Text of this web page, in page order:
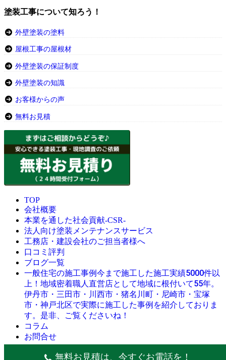
塗装工事について知ろう！
外壁塗装の塗料
屋根工事の屋根材
外壁塗装の保証制度
外壁塗装の知識
お客様からの声
無料お見積
TOP
会社概要
本業を通した社会貢献-CSR-
法人向け塗装メンテナンスサービス
工務店・建設会社のご担当者様へ
口コミ評判
ブログ一覧
一般住宅の施工事例今まで施工した施工実績5000件以
上！地域密着職人直営店として地域に根付いて55年。
伊丹市・三田市・川西市・猪名川町・尼崎市・宝塚
市・神戸北区で実際に施工した事例を紹介しておりま
す。是非、ご覧くださいね！
コラム
お問合せ
© 創業昭和45年・感動の塗替え・屋根リフォームの職人直営
無料お見積は、今すぐお電話を！